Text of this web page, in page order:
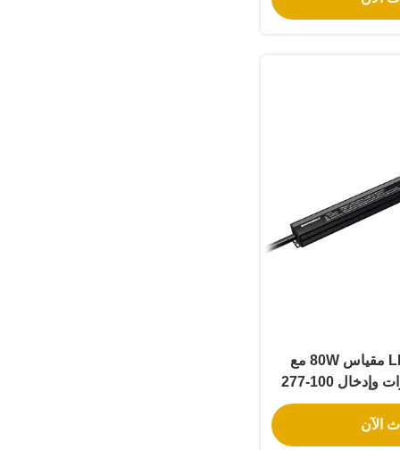
فئة 2 مشغل LED مقياس 80W مع
ضمان لمدة 5 سنوات وإدخال 100-277
السكنية
الآن